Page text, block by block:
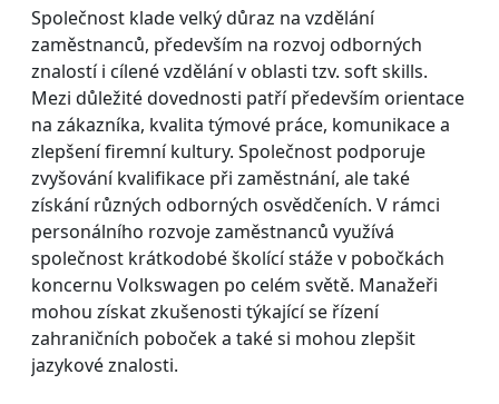
Společnost klade velký důraz na vzdělání
zaměstnanců, především na rozvoj odborných
znalostí i cílené vzdělání v oblasti tzv. soft skills.
Mezi důležité dovednosti patří především orientace
na zákazníka, kvalita týmové práce, komunikace a
zlepšení firemní kultury. Společnost podporuje
zvyšování kvalifikace při zaměstnání, ale také
získání různých odborných osvědčeních. V rámci
personálního rozvoje zaměstnanců využívá
společnost krátkodobé školící stáže v pobočkách
koncernu Volkswagen po celém světě. Manažeři
mohou získat zkušenosti týkající se řízení
zahraničních poboček a také si mohou zlepšit
jazykové znalosti.